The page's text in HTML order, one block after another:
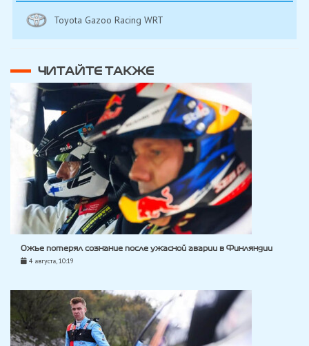
Toyota Gazoo Racing WRT
ЧИТАЙТЕ ТАКЖЕ
Ожье потерял сознание после ужасной аварии в Финляндии
4 августа, 10:19